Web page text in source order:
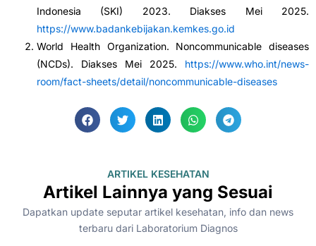
Indonesia (SKI) 2023. Diakses Mei 2025.
https://www.badankebijakan.kemkes.go.id
World Health Organization. Noncommunicable diseases
(NCDs). Diakses Mei 2025. https://www.who.int/news-
room/fact-sheets/detail/noncommunicable-diseases
ARTIKEL KESEHATAN
Artikel Lainnya yang Sesuai
Dapatkan update seputar artikel kesehatan, info dan news
terbaru dari Laboratorium Diagnos